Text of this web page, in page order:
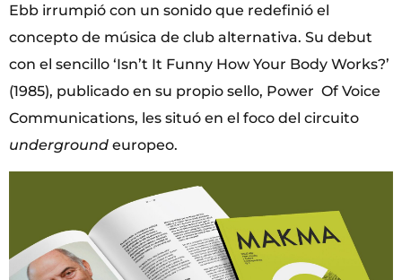
Ebb irrumpió con un sonido que redefinió el
concepto de música de club alternativa. Su debut
con el sencillo ‘Isn’t It Funny How Your Body Works?’
(1985), publicado en su propio sello, Power Of Voice
Communications, les situó en el foco del circuito
underground europeo.